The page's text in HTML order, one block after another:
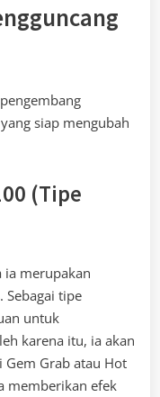
siap mengubah
(Tipe
ia merupakan
Sebagai tipe
untuk
karena itu, ia akan
Grab atau Hot
memberikan efek